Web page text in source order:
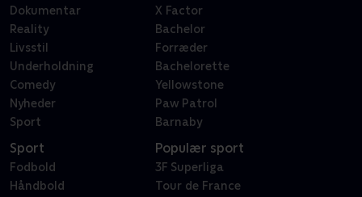
Dokumentar
Reality
Livsstil
Underholdning
Comedy
Nyheder
Sport
X Factor
Bachelor
Forræder
Bachelorette
Yellowstone
Paw Patrol
Barnaby
Sport
Fodbold
Håndbold
Populær sport
3F Superliga
Tour de France